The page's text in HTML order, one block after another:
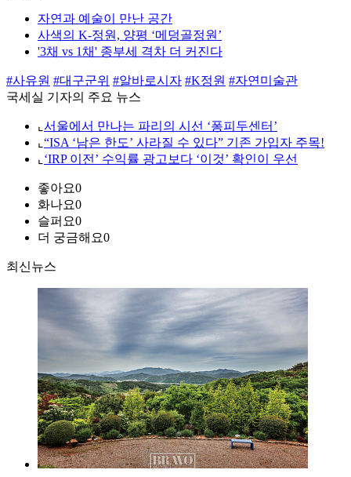
자연과 예술이 만난 공간
사색의 K-정원, 양평 ‘메덩골정원’
'3채 vs 1채' 종부세 격차 더 커진다
#사유원 #대구군위 #알바로시자 #K정원 #자연미술관
국세실 기자의 주요 뉴스
⌞ 서울에서 만나는 파리의 시선 ‘퐁피두센터’
⌞ “ISA ‘남은 한도’ 사라질 수 있다” 기존 가입자 주목!
⌞ ‘IRP 이전’ 수익률 광고보다 ‘이것’ 확인이 우선
좋아요0
화나요0
슬퍼요0
더 궁금해요0
최신뉴스